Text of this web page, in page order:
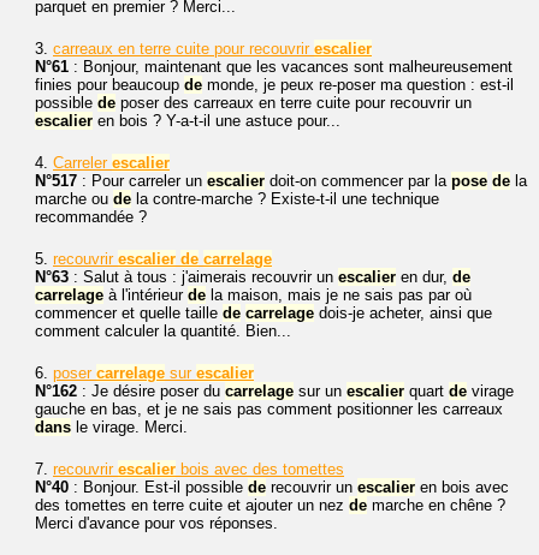
parquet en premier ? Merci...
3. carreaux en terre cuite pour recouvrir escalier
N°61 : Bonjour, maintenant que les vacances sont malheureusement
finies pour beaucoup de monde, je peux re-poser ma question : est-il
possible de poser des carreaux en terre cuite pour recouvrir un
escalier en bois ? Y-a-t-il une astuce pour...
4. Carreler escalier
N°517 : Pour carreler un escalier doit-on commencer par la pose de la
marche ou de la contre-marche ? Existe-t-il une technique
recommandée ?
5. recouvrir escalier de carrelage
N°63 : Salut à tous : j'aimerais recouvrir un escalier en dur, de
carrelage à l'intérieur de la maison, mais je ne sais pas par où
commencer et quelle taille de carrelage dois-je acheter, ainsi que
comment calculer la quantité. Bien...
6. poser carrelage sur escalier
N°162 : Je désire poser du carrelage sur un escalier quart de virage
gauche en bas, et je ne sais pas comment positionner les carreaux
dans le virage. Merci.
7. recouvrir escalier bois avec des tomettes
N°40 : Bonjour. Est-il possible de recouvrir un escalier en bois avec
des tomettes en terre cuite et ajouter un nez de marche en chêne ?
Merci d'avance pour vos réponses.